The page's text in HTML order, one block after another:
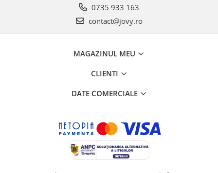
0735 933 163
contact@jovy.ro
MAGAZINUL MEU
CLIENTI
DATE COMERCIALE